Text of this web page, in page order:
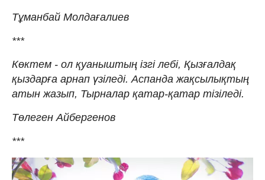
Тұманбай Молдағалиев
***
Көктем - ол қуаныштың ізгі лебі, Қызғалдақ
қыздарға арнап үзіледі. Аспанда жақсылықтың
атын жазып, Тырналар қатар-қатар тізіледі.
Төлеген Айбергенов
***